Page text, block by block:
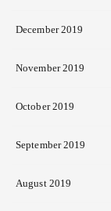
December 2019
November 2019
October 2019
September 2019
August 2019